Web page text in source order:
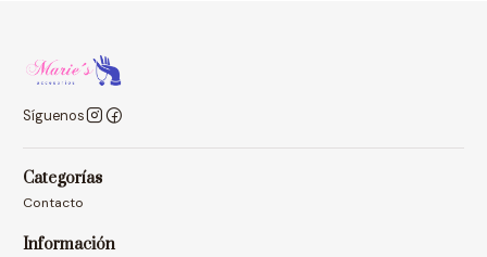
Síguenos
Categorías
Contacto
Información